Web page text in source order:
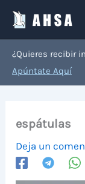
contenido
¿Quieres recibir
Apúntate Aquí
espátulas
Deja un